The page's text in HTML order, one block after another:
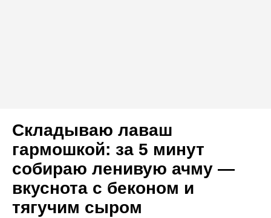
Складываю лаваш
гармошкой: за 5 минут
собираю ленивую ачму —
вкуснота с беконом и
тягучим сыром